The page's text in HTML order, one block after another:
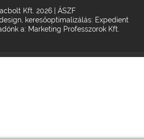
Kft. 2026 | ÁSZF
keresőoptimalizálás: Expedient
a: Marketing Professzorok Kft.